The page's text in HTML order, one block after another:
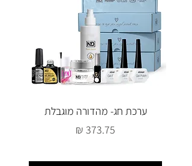
ערכת חג- מהדורה מוגבלת
מחיר